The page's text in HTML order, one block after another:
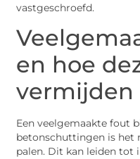
vastgeschroefd.
en hoe
vermijden
Een veelgemaakte fout
betonschuttingen is het
palen. Dit kan leiden tot